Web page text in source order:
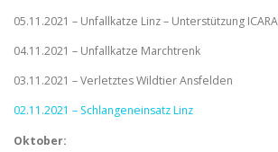
05.11.2021 – Unfallkatze Linz – Unterstützung
04.11.2021 – Unfallkatze Marchtrenk
03.11.2021 – Verletztes Wildtier Ansfelden
02.11.2021 – Schlangeneinsatz Linz
Oktober: